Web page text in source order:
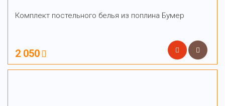
Комплект постельного белья из поплина Бумер
2 050